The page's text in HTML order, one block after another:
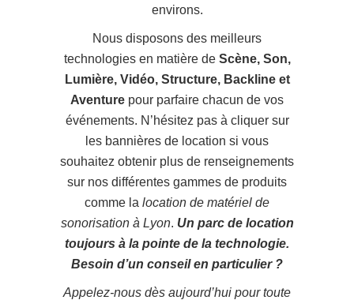
environs.
Nous disposons des meilleurs
technologies en matière de Scène, Son,
Lumière, Vidéo, Structure, Backline et
Aventure pour parfaire chacun de vos
événements. N’hésitez pas à cliquer sur
les bannières de location si vous
souhaitez obtenir plus de renseignements
sur nos différentes gammes de produits
comme la location de matériel de
sonorisation à Lyon. Un parc de location
toujours à la pointe de la technologie.
Besoin d’un conseil en particulier ?
Appelez-nous dès aujourd’hui pour toute